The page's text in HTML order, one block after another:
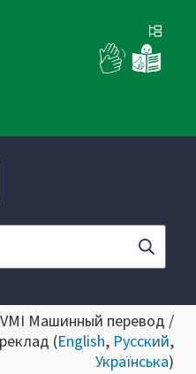
Машинный перевод /
(English, Русский,
Українська)